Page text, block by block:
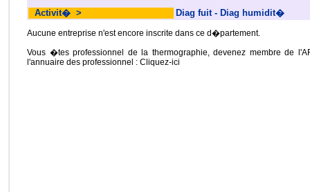
Activit� > Diag fuit - Diag humidit�
Aucune entreprise n'est encore inscrite dans ce d�partement.
Vous �tes professionnel de la thermographie, devenez membre de
l'annuaire des professionnel : Cliquez-ici